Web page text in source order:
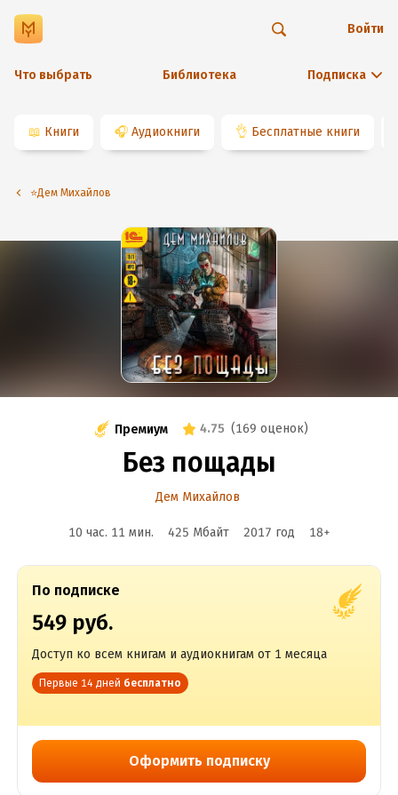
Что выбрать Библиотека Подписка
Войти
📖 Книги 🎧 Аудиокниги 👌 Бесплатные книги
⭐️Дем Михайлов
Премиум 4.75 (169 оценок)
Без пощады
Дем Михайлов
10 час. 11 мин. 425 Мбайт 2017 год 18+
По подписке
549 руб.
Доступ ко всем книгам и аудиокнигам от 1 месяца
Первые 14 дней бесплатно
Оформить подписку